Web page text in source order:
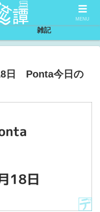
雑記
日 Ponta今日の
MENU